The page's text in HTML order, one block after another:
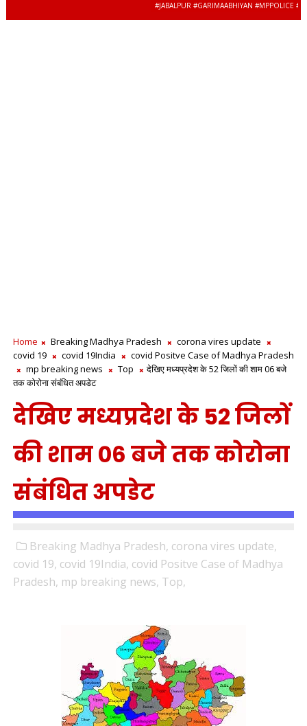
#JABALPUR #GARIMAABHIYAN #MPPOLICE
Home Breaking Madhya Pradesh
corona vires update
covid 19
covid 19India
covid Positve Case of Madhya Pradesh
mp breaking news
Top
देखिए मध्यप्रदेश के 52 जिलों की शाम 06 बजे
तक कोरोना संबंधित अपडेट
देखिए मध्यप्रदेश के 52 जिलों
की शाम 06 बजे तक कोरोना
संबंधित अपडेट
Breaking Madhya Pradesh, corona vires update,
covid 19, covid 19India, covid Positve Case of Madhya
Pradesh, mp breaking news, Top,